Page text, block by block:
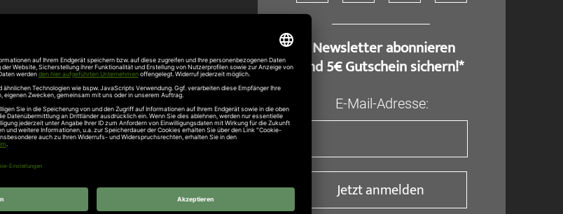
Hersteller
Hörmann Türen
Hörmann Sektionaltor
​ Newsletter abonnieren
und 5€ Gutschein sichern!*
E-Mail-Adresse:
Jetzt anmelden